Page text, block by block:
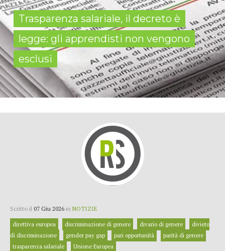
Trasparenza salariale, il decreto è
legge: gli apprendisti non vengono
esclusi
Scritto il 07 Giu 2026 in NOTIZIE
direttiva europea discriminazione di genere divario di genere
divieto
di discriminazione
gender pay gap pari opportunità
parità di genere
trasparenza salariale
Unione Europea